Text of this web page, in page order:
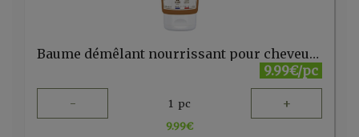
Baume démêlant nourrissant pour cheveux secs et abîmés à l'huile d'Argan 200 ml Douce Nature
9.99€/pc
- 1 pc +
9.99€